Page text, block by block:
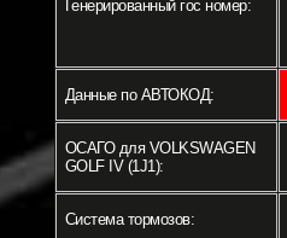
Генерированный гос номер:
Данные по АВТОКОД:
ОСАГО для VOLKSWAGEN
GOLF IV (1J1):
Система тормозов: